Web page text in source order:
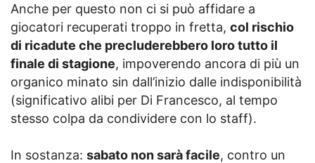
Anche per questo non ci si può affidare a
giocatori recuperati troppo in fretta, col rischio
di ricadute che precluderebbero loro tutto il
finale di stagione, impoverendo ancora di più un
organico minato sin dall’inizio dalle indisponibilità
(significativo alibi per Di Francesco, al tempo
stesso colpa da condividere con lo staff).
In sostanza: sabato non sarà facile, contro un